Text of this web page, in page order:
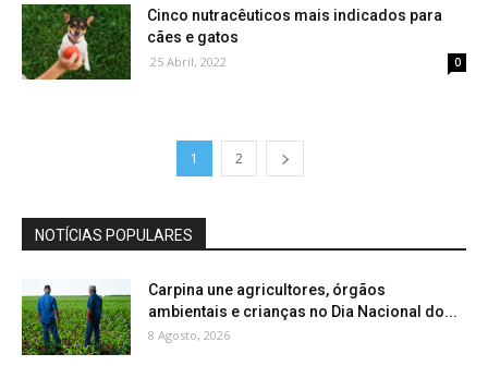
Cinco nutracêuticos mais indicados para
cães e gatos
25 Abril, 2022 0
1 2
NOTÍCIAS POPULARES
Carpina une agricultores, órgãos
ambientais e crianças no Dia Nacional do...
8 Agosto, 2026